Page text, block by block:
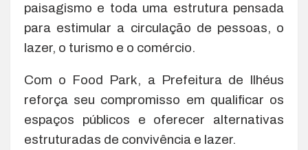
paisagismo e toda uma estrutura pensada
para estimular a circulação de pessoas, o
lazer, o turismo e o comércio.
Com o Food Park, a Prefeitura de Ilhéus
reforça seu compromisso em qualificar os
espaços públicos e oferecer alternativas
estruturadas de convivência e lazer.